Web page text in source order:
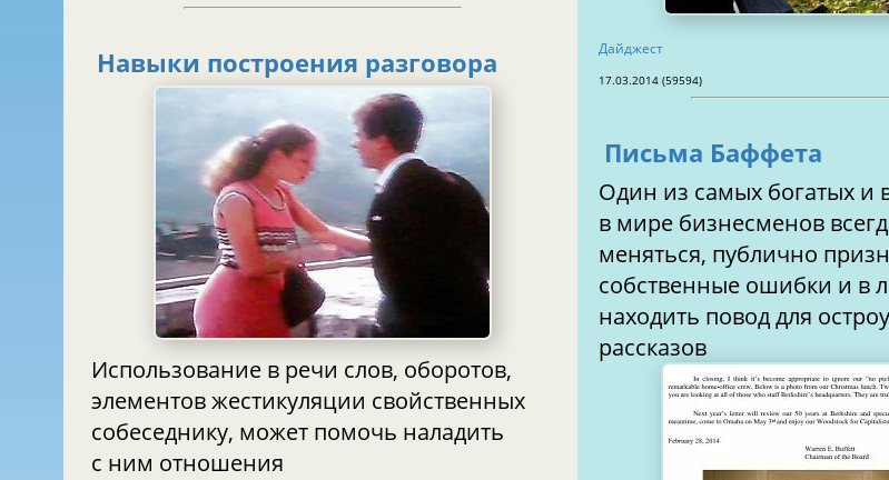
Навыки построения разговора
Использование в речи слов, оборотов,
элементов жестикуляции свойственных
собеседнику, может помочь наладить
с ним отношения
Дайджест
17.03.2014 (59594)
Письма Баффета
Один из самых богатых и
в мире бизнесменов
меняться, публично
собственные ошибки и в
находить повод для
рассказов